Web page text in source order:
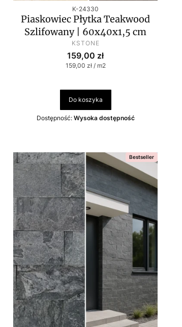
Kod produktu
K-24330
Piaskowiec Płytka Teakwood
Szlifowany | 60x40x1,5 cm
PRODUCENT
KSTONE
Cena
159,00 zł
Cena jednostkowa
159,00 zł / m2
Do koszyka
Dostępność: Wysoka dostępność
Bestseller